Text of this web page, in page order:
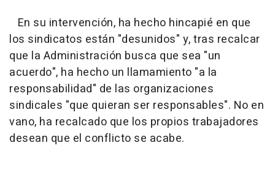
En su intervención, ha hecho hincapié en que
los sindicatos están "desunidos" y, tras recalcar
que la Administración busca que sea "un
acuerdo", ha hecho un llamamiento "a la
responsabilidad" de las organizaciones
sindicales "que quieran ser responsables". No en
vano, ha recalcado que los propios trabajadores
desean que el conflicto se acabe.